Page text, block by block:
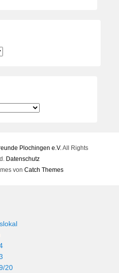
Plochingen e.V. All Rights
Datenschutz
von Catch Themes
20